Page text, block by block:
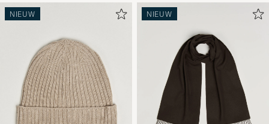
NIEUW NIEUW